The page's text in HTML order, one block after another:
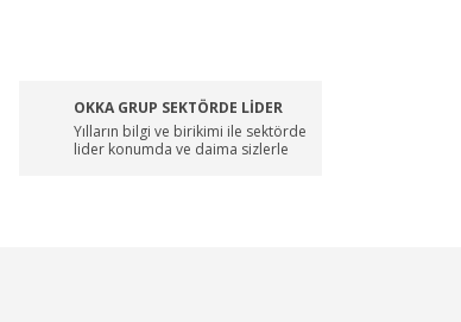
OKKA GRUP SEKTÖRDE LİDER
Yılların bilgi ve birikimi ile sektörde
lider konumda ve daima sizlerle